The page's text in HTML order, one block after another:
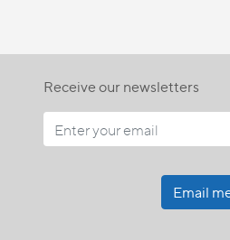
Receive our newsletters
Email